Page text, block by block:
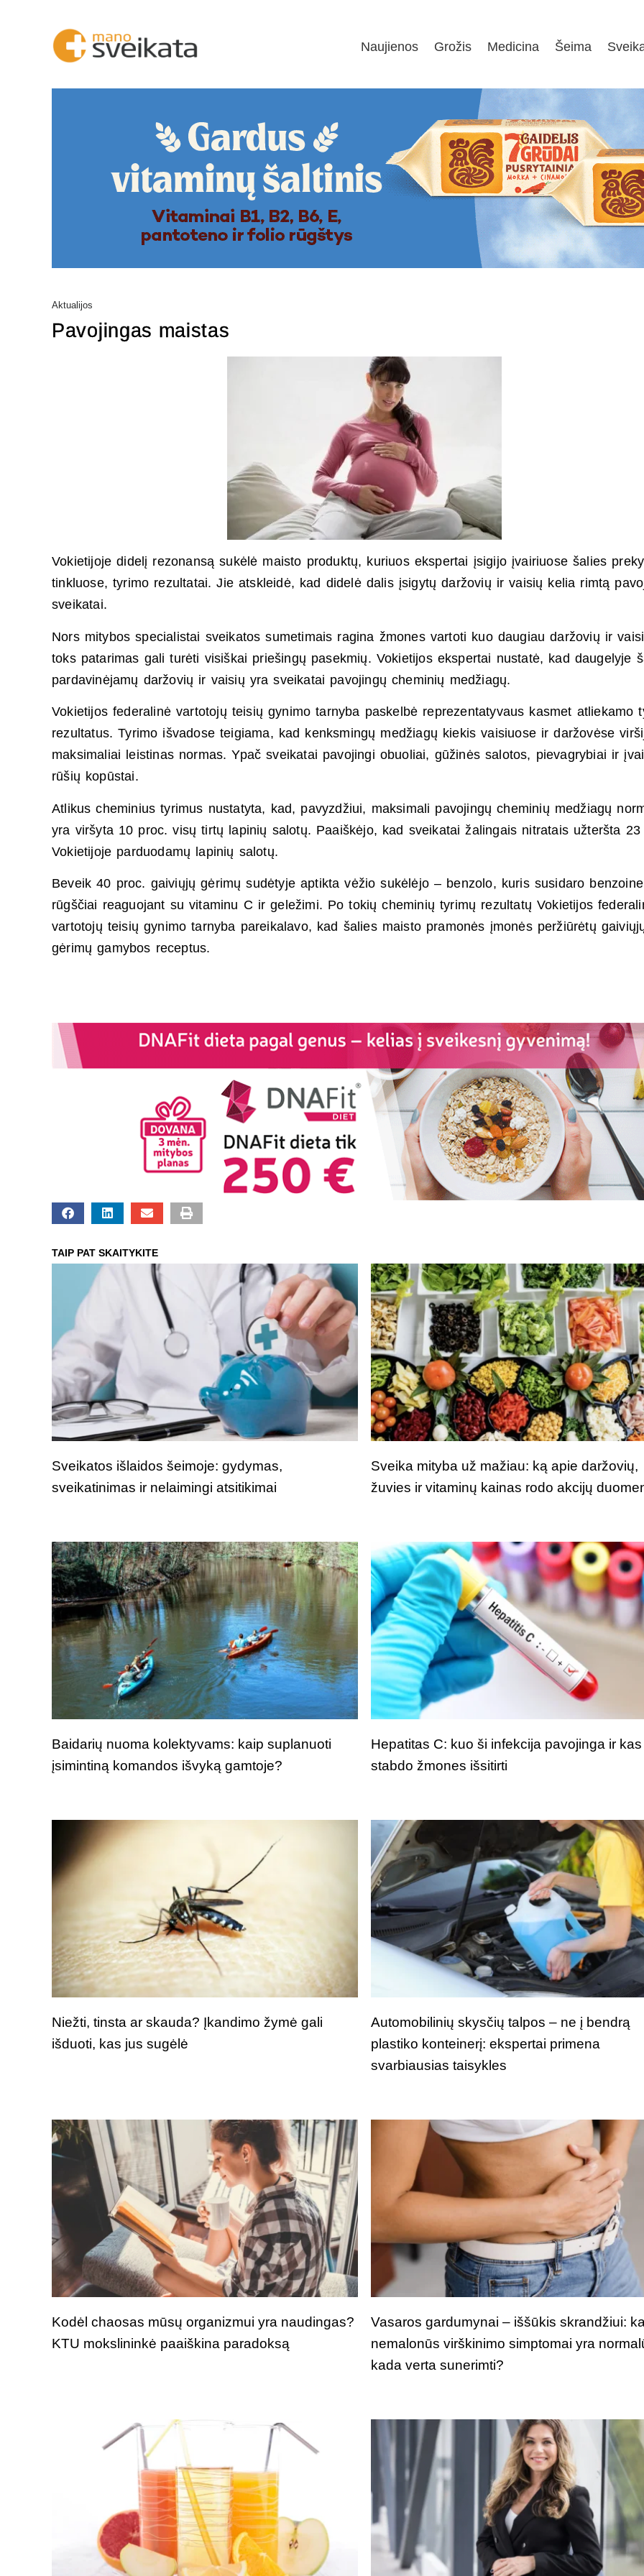
Naujienos Grožis Medicina Šeima
Aktualijos
Pavojingas maistas
Vo­kie­ti­jo­je di­delį re­zo­nan­są sukėlė mais­to pro­duktų, ku­riuos eks­per­tai įsi­gi­jo įvai­riuo­se šalies
tin­kluo­se, ty­ri­mo re­zul­ta­tai. Jie at­skleidė, kad di­delė da­lis įsi­gytų daržovių ir vai­sių ke­lia rim­tą
svei­ka­tai.
Nors mi­ty­bos spe­cia­lis­tai svei­ka­tos su­me­ti­mais ra­gi­na žmo­nes var­to­ti kuo dau­giau daržovių ir
toks pa­ta­ri­mas ga­li turėti vi­siškai priešingų pa­sek­mių. Vo­kie­ti­jos eks­per­tai nu­statė, kad dau­ge­ly­je
par­da­vinėjamų daržovių ir vai­sių yra svei­ka­tai pa­vo­jingų che­mi­nių medžiagų.
Vo­kie­ti­jos fe­de­ra­linė var­to­tojų tei­sių gy­ni­mo tar­ny­ba pa­skelbė rep­re­zen­ta­ty­vaus kas­met at­lie­ka­mo
re­zul­ta­tus. Ty­ri­mo išva­do­se tei­gia­ma, kad kenks­mingų medžiagų kie­kis vai­siuo­se ir daržovėse
mak­si­ma­liai leis­ti­nas nor­mas. Ypač svei­ka­tai pa­vo­jin­gi obuo­liai, gūžinės sa­lo­tos, pie­va­grybiai ir
rūšių kop­ūstai.
At­li­kus che­mi­nius ty­ri­mus nu­sta­ty­ta, kad, pa­vyzdžiui, mak­si­ma­li pa­vo­jingų che­mi­nių medžiagų
yra viršyta 10 proc. visų tirtų la­pi­nių sa­lotų. Pa­aiškėjo, kad svei­ka­tai žalin­gais nit­ra­tais užteršta 23
Vo­kie­ti­jo­je par­duo­damų la­pi­nių sa­lotų.
Be­veik 40 proc. gaiviųjų gėrimų sudėty­je ap­tik­ta vėžio sukėlėjo – ben­zo­lo, kuris su­si­da­ro
rūgščiai re­a­guo­jant su vi­ta­mi­nu C ir ge­ležimi. Po to­kių che­mi­nių ty­rimų re­zul­tatų Vo­kie­ti­jos
var­to­tojų tei­sių gy­ni­mo tar­ny­ba pa­rei­ka­la­vo, kad šalies mais­to pra­monės įmonės peržiūrėtų
gėrimų ga­my­bos re­cep­tus.
TAIP PAT SKAITYKITE
Sveikatos išlaidos šeimoje: gydymas,
sveikatinimas ir nelaimingi atsitikimai
Sveika mityba už mažiau: ką apie daržovių,
žuvies ir vitaminų kainas rodo akcijų
Baidarių nuoma kolektyvams: kaip suplanuoti
įsimintiną komandos išvyką gamtoje?
Hepatitas C: kuo ši infekcija pavojinga ir kas
stabdo žmones išsitirti
Niežti, tinsta ar skauda? Įkandimo žymė gali
išduoti, kas jus sugėlė
Automobilinių skysčių talpos – ne į bendrą
plastiko konteinerį: ekspertai primena
svarbiausias taisykles
Kodėl chaosas mūsų organizmui yra naudingas?
KTU mokslininkė paaiškina paradoksą
Vasaros gardumynai – iššūkis skrandžiui:
nemalonūs virškinimo simptomai yra
kada verta sunerimti?